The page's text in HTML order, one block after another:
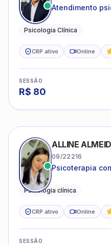
Atendimento
Psicologia Clínica
CRP ativo Online
SESSÃO
R$ 80
ALLINE
09/22216
Psicoterapia
adolescentes e
Psicologia clínica
CRP ativo Online
SESSÃO